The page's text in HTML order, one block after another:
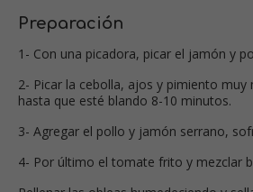
Preparación
1- Con una picadora, picar el jamón y
2- Picar la cebolla, ajos y pimiento
hasta que esté blando 8-10 minutos.
3- Agregar el pollo y jamón serrano,
4- Por último el tomate frito y mezclar